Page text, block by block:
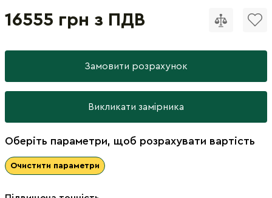
16555 грн з ПДВ
Замовити розрахунок
Викликати замірника
Оберіть параметри, щоб розрахувати вартість
Очистити параметри